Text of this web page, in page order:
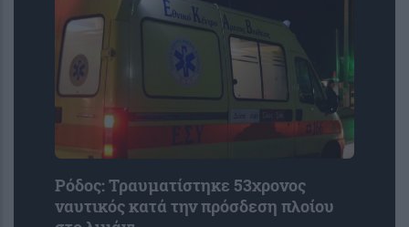
Ρόδος: Τραυματίστηκε 53χρονος
ναυτικός κατά την πρόσδεση πλοίου